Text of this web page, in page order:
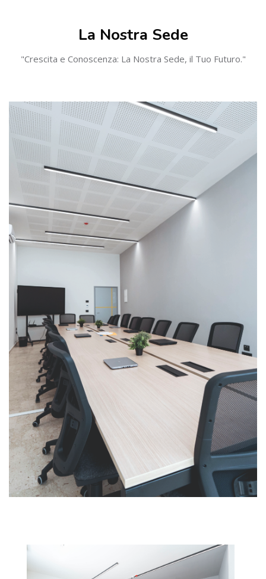
La Nostra Sede
"Crescita e Conoscenza: La Nostra Sede, il Tuo Futuro."